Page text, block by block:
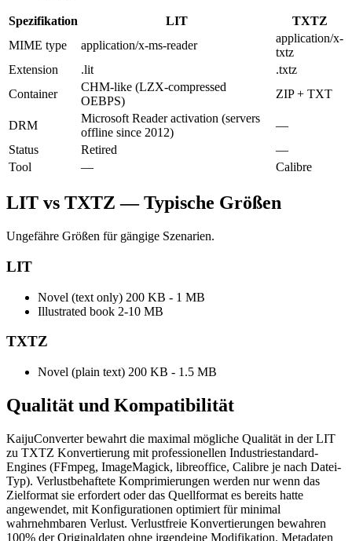
Spezifikation LIT
TXTZ
MIME type
application/x-ms-reader
application/x-
txtz
Extension
.lit
.txtz
Container
CHM-like (LZX-compressed
OEBPS)
ZIP + TXT
DRM
Microsoft Reader activation (servers
offline since 2012)
—
Status
Retired
—
Tool
— Calibre
LIT vs TXTZ — Typische Größen
Ungefähre Größen für gängige Szenarien.
LIT
Novel (text only) 200 KB - 1 MB
Illustrated book 2-10 MB
TXTZ
Novel (plain text) 200 KB - 1.5 MB
Qualität und Kompatibilität
KaijuConverter bewahrt die maximal mögliche Qualität in der LIT
zu TXTZ Konvertierung mit professionellen Industriestandard-
Engines (FFmpeg, ImageMagick, libreoffice, Calibre je nach Datei-
Typ). Verlustbehaftete Komprimierungen werden nur wenn das
Zielformat sie erfordert oder das Quellformat es bereits hatte
angewendet, mit Konfigurationen optimiert für minimal
wahrnehmbaren Verlust. Verlustfreie Konvertierungen bewahren
100% der Originaldaten ohne irgendeine Modifikation. Metadaten